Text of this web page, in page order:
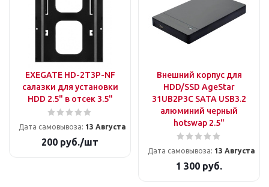
EXEGATE HD-2T3P-NF
салазки для установки
HDD 2.5" в отсек 3.5"
Дата самовывоза: 13 Августа
200 руб./шт
Внешний корпус для
HDD/SSD AgeStar
31UB2P3C SATA USB3.2
алюминий черный
hotswap 2.5"
Дата самовывоза: 13 Августа
1 300 руб.